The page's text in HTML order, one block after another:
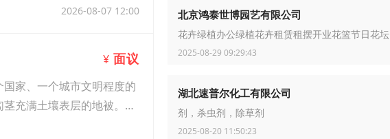
2026-08-07 12:00
¥ 面议
家、一个城市文明程度的
充满土壤表层的地被。适
北京鸿泰世博园艺有限公司
花卉绿植办公绿植花卉租赁租摆开业花篮节日花坛
2025-08-29 09:29:43
湖北速普尔化工有限公司
剂，杀虫剂，除草剂
2025-08-20 11:50:23